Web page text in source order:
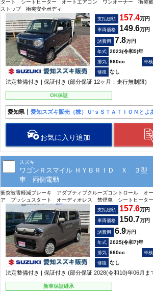
タート シートヒーター オートエアコン ワンオーナー 衝突
ストップ 衝突安全ボディ
支払総額 157.4万円
車両価格 149.6万円
諸費用 7.8万円
2023(令和5)年
660cc
なし
法定整備付き | 保証付き (部分保証 12ヶ月：走行無制限)
OK保証
愛知県 愛知スズキ販売（株）Ｕ’ｓＳＴＡＴＩＯＮとよ
お気に入り追加
スズキ
ワゴンＲスマイル ＨＹＢＲＩＤ Ｘ ３型
車 両側電動
衝突被害軽減ブレーキ アダプティブクルーズコントロール オ
ア プッシュスタート オーディオレス 禁煙車 シートヒーター
支払総額 157.6万円
車両価格 150.7万円
諸費用 6.9万円
2025(令和7)年
660cc
なし
法定整備付き | 保証付き (部分保証 2028(令和10)年06月ま
新車保証継承